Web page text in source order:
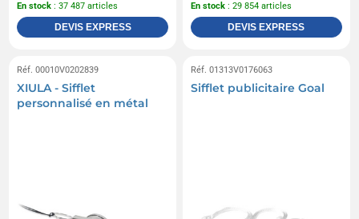
En stock : 37 487 articles
DEVIS EXPRESS
En stock : 29 854 articles
DEVIS EXPRESS
Réf. 00010V0202839
XIULA - Sifflet
personnalisé en métal
Réf. 01313V0176063
Sifflet publicitaire Goal